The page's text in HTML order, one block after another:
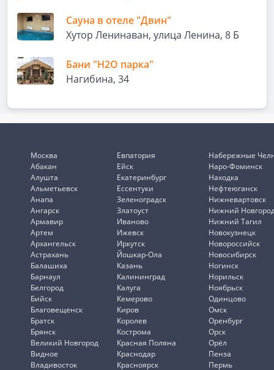
Сауна в отеле "Двин"
Хутор Ленинаван, улица Ленина, 8 Б
Бани "H2O парка"
Нагибина, 34
Москва
Абакан
Алушта
Альметьевск
Анапа
Ангарск
Армавир
Артем
Архангельск
Астрахань
Балашиха
Барнаул
Белгород
Бийск
Благовещенск
Братск
Брянск
Великий Новгород
Видное
Владивосток
Евпатория
Ейск
Екатеринбург
Ессентуки
Зеленоградск
Златоуст
Иваново
Ижевск
Иркутск
Йошкар-Ола
Казань
Калининград
Калуга
Кемерово
Киров
Королев
Кострома
Красная Поляна
Краснодар
Красноярск
Набережные
Наро-Фоминск
Находка
Нефтеюганск
Нижневартовск
Нижний
Нижний Тагил
Новокузнецк
Новороссийск
Новосибирск
Ногинск
Норильск
Ноябрьск
Одинцово
Омск
Оренбург
Орск
Орёл
Пенза
Пермь